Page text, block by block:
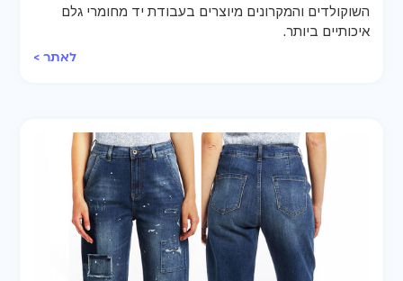
השוקולדים והמקרונים מיוצרים בעבודת יד מחומרי גלם
איכותיים ביותר.
לאתר >